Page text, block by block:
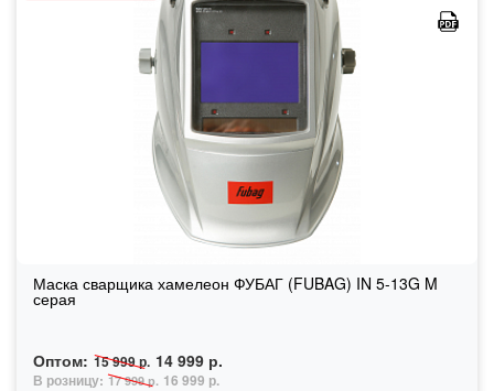
Маска сварщика хамелеон ФУБАГ (FUBAG) IN 5-13G M
серая
Оптом: 15 999 р. 14 999 р.
В розницу: 17 999 р. 16 999 р.